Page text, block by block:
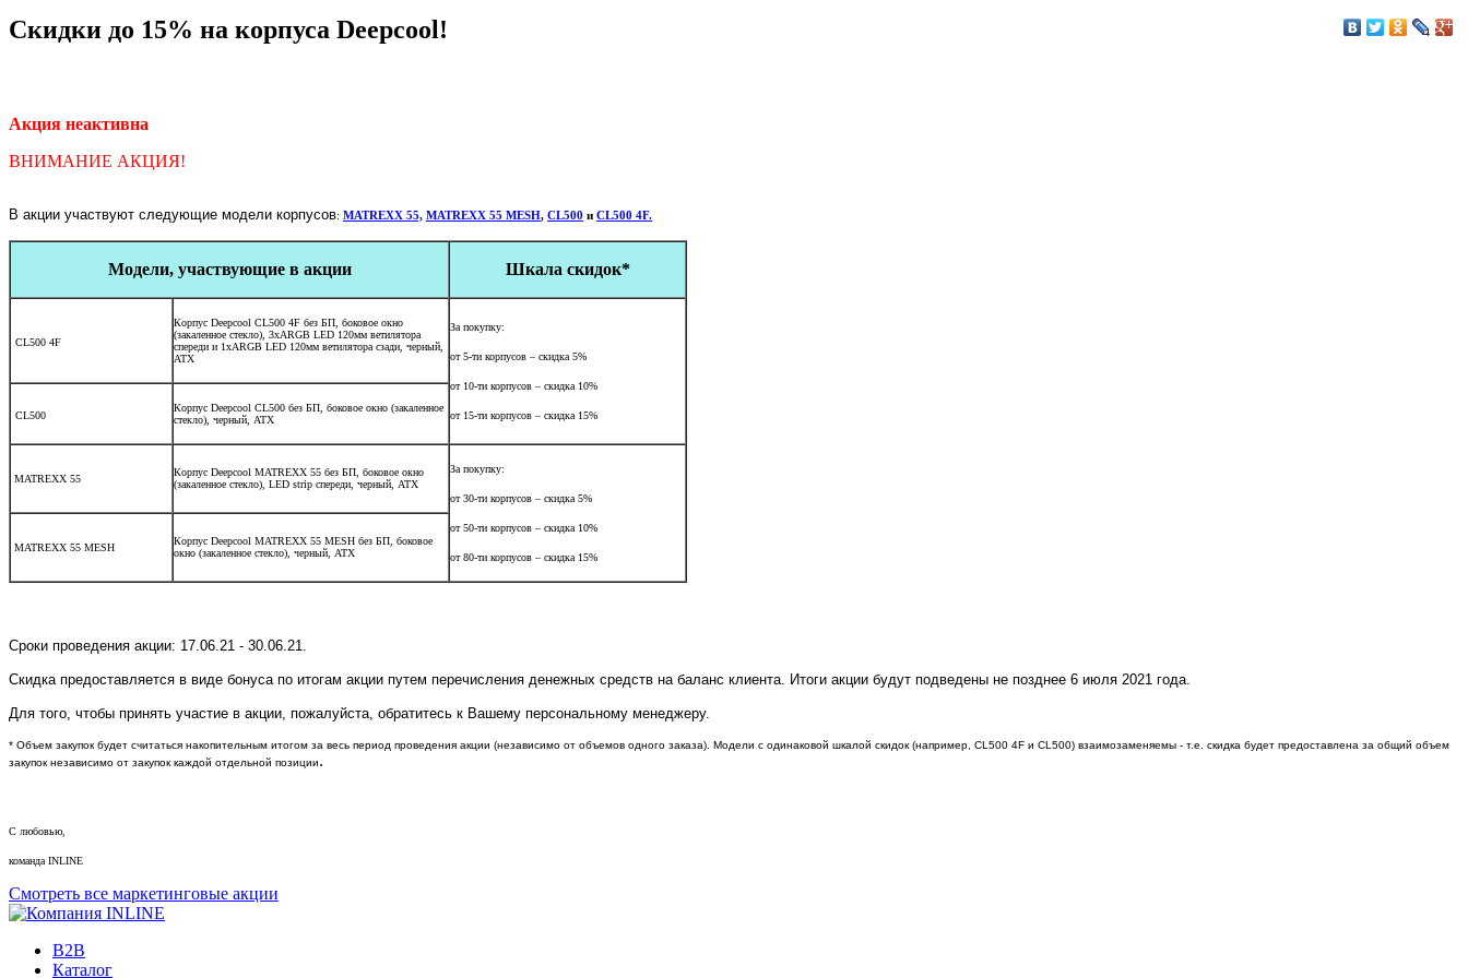
Скидки до 15% на корпуса Deepcool!
Акция неактивна
ВНИМАНИЕ АКЦИЯ!
В акции участвуют следующие модели корпусов: MATREXX 55, MATREXX 55 MESH, CL500 и CL500 4F.
Модели, участвующие в акции Шкала скидок*
CL500 4F
Корпус Deepcool CL500 4F без БП, боковое окно
(закаленное стекло), 3xARGB LED 120мм ветилятора
спереди и 1xARGB LED 120мм ветилятора сзади, черный,
ATX
За покупку:
от 5-ти корпусов – скидка 5%
от 10-ти корпусов – скидка 10%
от 15-ти корпусов – скидка 15%
CL500
Корпус Deepcool CL500 без БП, боковое окно (закаленное
стекло), черный, ATX
MATREXX 55
Корпус Deepcool MATREXX 55 без БП, боковое окно
(закаленное стекло), LED strip спереди, черный, ATX
За покупку:
от 30-ти корпусов – скидка 5%
от 50-ти корпусов – скидка 10%
от 80-ти корпусов – скидка 15%
MATREXX 55 MESH
Корпус Deepcool MATREXX 55 MESH без БП, боковое
окно (закаленное стекло), черный, ATX
Сроки проведения акции: 17.06.21 - 30.06.21.
Скидка предоставляется в виде бонуса по итогам акции путем перечисления денежных средств на баланс клиента. Итоги акции будут подведены не позднее 6 июля 2021 года.
Для того, чтобы принять участие в акции, пожалуйста, обратитесь к Вашему персональному менеджеру.
* Объем закупок будет считаться накопительным итогом за весь период проведения акции (независимо от объемов одного заказа). Модели с одинаковой шкалой скидок (например, CL500 4F и CL500) взаимозаменяемы - т.е. скидка будет предоставлена за общий объем
закупок независимо от закупок каждой отдельной позиции.
С любовью,
команда INLINE
Смотреть все маркетинговые акции
B2B
Каталог